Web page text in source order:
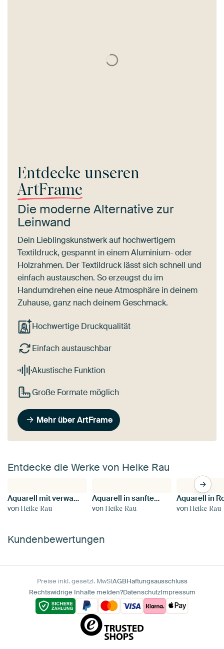
Entdecke unseren
ArtFrame
Die moderne Alternative zur
Leinwand
Dein Lieblingskunstwerk auf hochwertigem
Textildruck, gespannt in einem Aluminium- oder
Holzrahmen. Der Textildruck lässt sich schnell und
einfach austauschen. So erzeugst du im
Handumdrehen eine neue Atmosphäre in deinem
Zuhause, ganz nach deinem Geschmack.
Hochwertige Druckqualität
Einfach austauschbar
Akustische Funktion
Große Formate möglich
Mehr über ArtFrame
Entdecke die Werke von Heike Rau
Aquarell mit verwaschenen Farben in Blau, Lila, Ocker, Grün
von Heike Rau
Aquarell in sanften Pastellfarben
von Heike Rau von Heike Rau
Kundenbewertungen
Preise inkl. gesetzl. MwStAGBHaftungsausschluss
Rechtswidrige Inhalte melden?DatenschutzImpressum